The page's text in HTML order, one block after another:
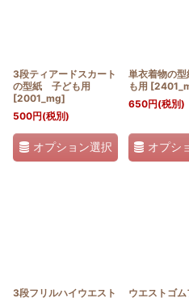
3段ティアードスカート
の型紙 子ども用
[2001_mg]
500円(税別)
オプション選択
単衣着物の
も用 [
650円(税別)
オプシ
3段フリルハイウエスト
ウエストゴム